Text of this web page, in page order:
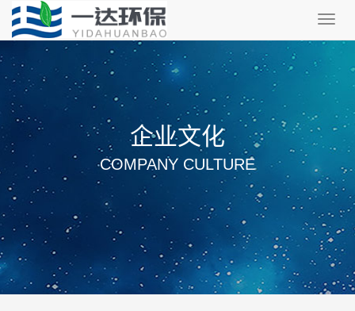
企业文化
COMPANY CULTURE